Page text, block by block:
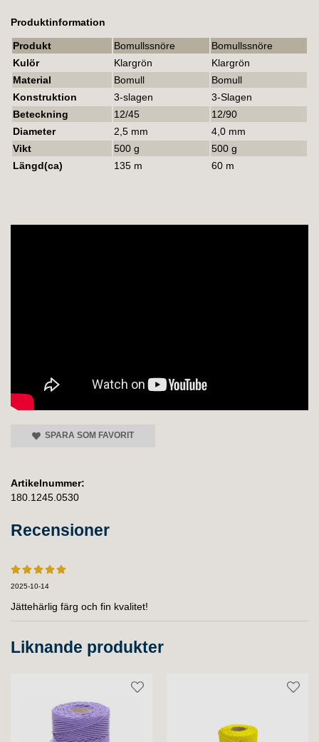
Produktinformation
Produkt Bomullssnöre
Bomullssnöre
Kulör
Klargrön
Klargrön
Material
Bomull
Bomull
Konstruktion
3-slagen
3-Slagen
Beteckning
12/45
12/90
Diameter
2,5 mm
4,0 mm
Vikt
500 g
500 g
Längd(ca) 135 m 60 m
SPARA SOM FAVORIT
Artikelnummer:
180.1245.0530
Recensioner
2025-10-14
Jättehärlig färg och fin kvalitet!
Liknande produkter